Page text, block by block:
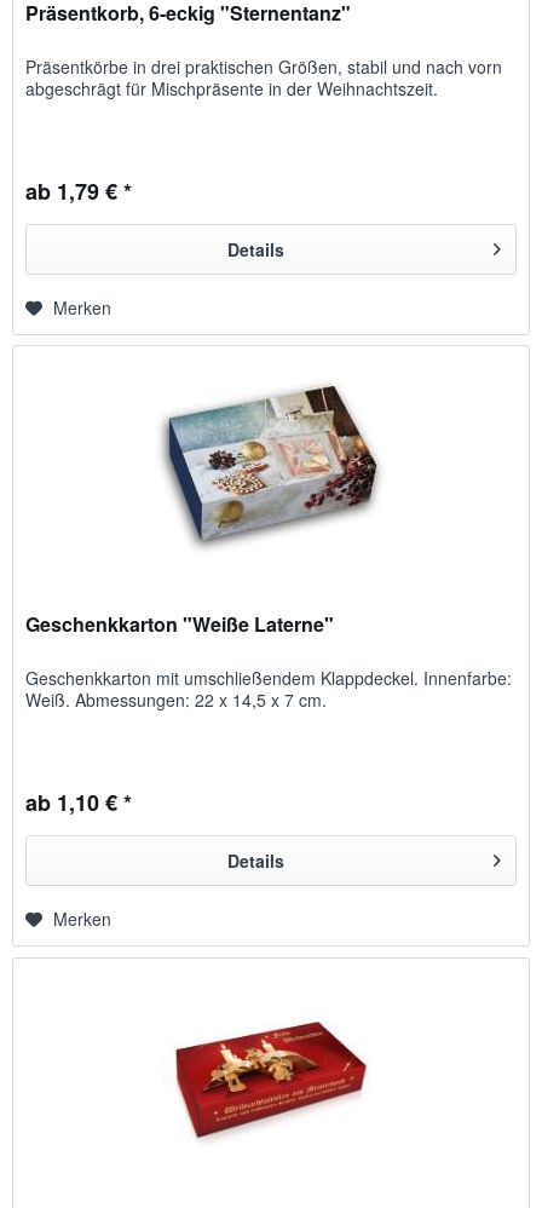
Präsentkorb, 6-eckig "Sternentanz"
Präsentkörbe in drei praktischen Größen, sta­bil und nach vorn
abge­schrägt für Misch­präsente in der Weihnachtszeit.
ab 1,79 € *
Details
Merken
Geschenkkarton "Weiße Laterne"
Geschenkkarton mit umschließendem Klappdeckel. Innenfarbe:
Weiß. Abmessungen: 22 x 14,5 x 7 cm.
ab 1,10 € *
Details
Merken